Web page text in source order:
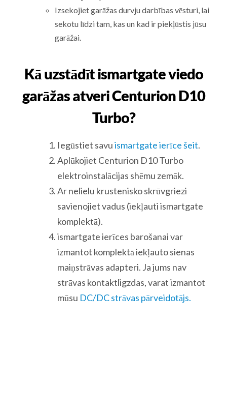
Izsekojiet garāžas durvju darbības vēsturi, lai
sekotu līdzi tam, kas un kad ir piekļūstis jūsu
garāžai.
Kā uzstādīt ismartgate viedo
garāžas atveri Centurion D10
Turbo?
Iegūstiet savuismartgate ierīce šeit.
Aplūkojiet Centurion D10 Turbo
elektroinstalācijas shēmu zemāk.
Ar nelielu krustenisko skrūvgriezi
savienojiet vadus (iekļauti ismartgate
komplektā).
ismartgate ierīces barošanai var
izmantot komplektā iekļauto sienas
maiņstrāvas adapteri. Ja jums nav
strāvas kontaktligzdas, varat izmantot
mūsu DC/DC strāvas pārveidotājs.